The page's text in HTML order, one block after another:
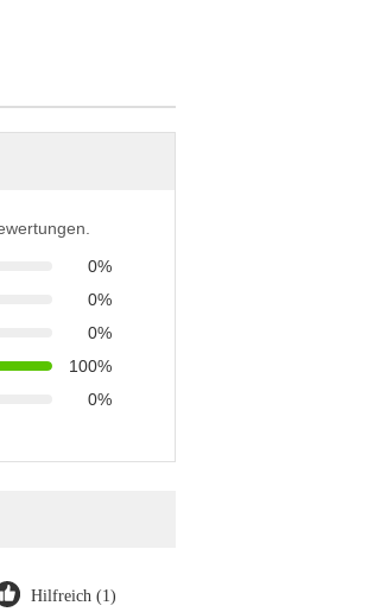
0%
0%
0%
100%
0%
Hilfreich (1)